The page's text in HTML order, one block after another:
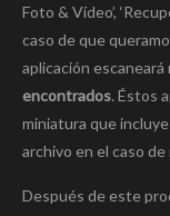
Foto & Vídeo’,
caso de que
aplicación
encontrados. Éstos
miniatura que
archivo en el caso
Después de este